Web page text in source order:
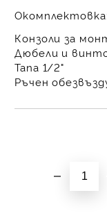
Окомплектовка:
Конзоли за
Дюбели и
Тапа 1/2"
Ръчен